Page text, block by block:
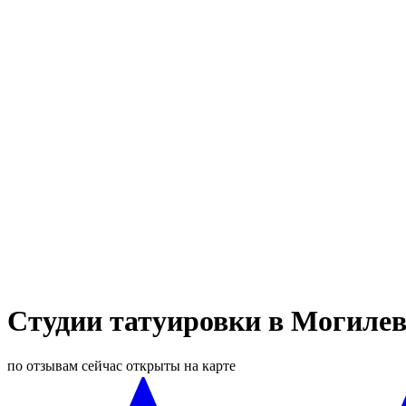
Студии татуировки в
по отзывам сейчас открыты на карте